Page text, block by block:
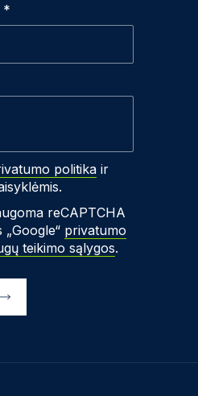
*
politika ir
reCAPTCHA
privatumo
teikimo sąlygos.